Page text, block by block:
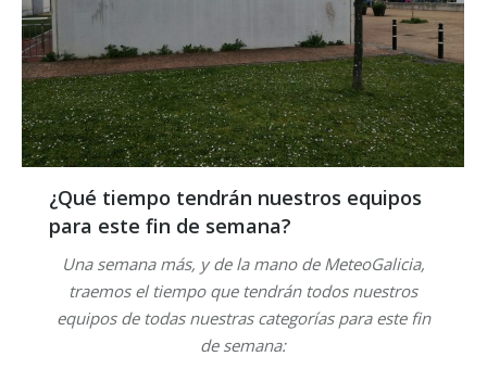
¿Qué tiempo tendrán nuestros equipos
para este fin de semana?
Una semana más, y de la mano de MeteoGalicia,
traemos el tiempo que tendrán todos nuestros
equipos de todas nuestras categorías para este fin
de semana: